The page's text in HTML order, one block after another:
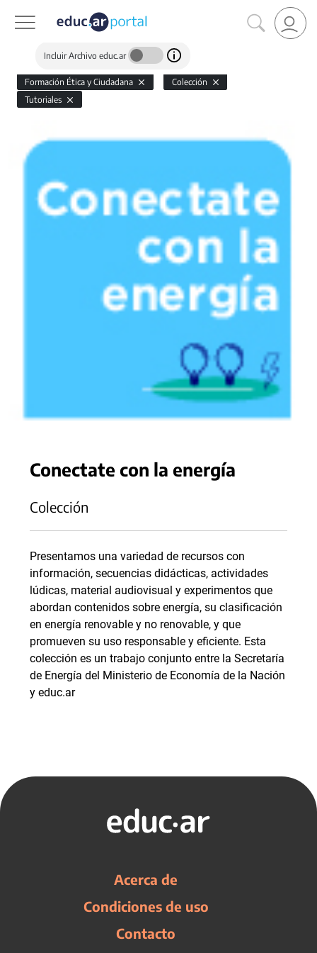
Incluir Archivo educ.ar
Formación Ética y Ciudadana
Colección
Tutoriales
Conectate con la energía
Colección
Presentamos una variedad de recursos con
información, secuencias didácticas, actividades
lúdicas, material audiovisual y experimentos que
abordan contenidos sobre energía, su clasificación
en energía renovable y no renovable, y que
promueven su uso responsable y eficiente. Esta
colección es un trabajo conjunto entre la Secretaría
de Energía del Ministerio de Economía de la Nación
y educ.ar
Acerca de
Condiciones de uso
Contacto